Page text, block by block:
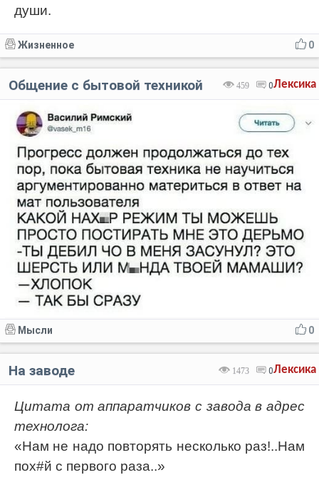
души.
0
Жизненное
Лексика
459 0
Общение с бытовой техникой
0
Мысли
Лексика
1473 0
На заводе
Цитата от аппаратчиков с завода в адрес
технолога:
«Нам не надо повторять несколько раз!..Нам
пох#й с первого раза..»